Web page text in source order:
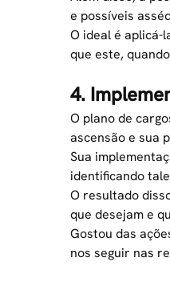
e possíveis
O ideal é aplicá-
que este,
4.
O plano de
ascensão e sua
Sua
identificando
O resultado
que desejam e
Gostou das
nos seguir nas